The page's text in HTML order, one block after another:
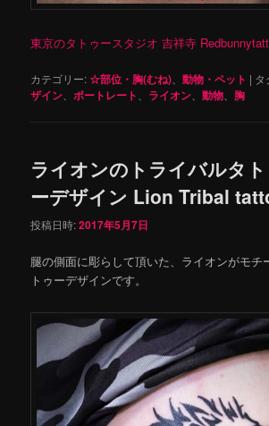
東京のタトゥースタジオ 吉祥寺
カテゴリー:☆部位・胸(むね) 、動物・ペット | タ
ザイン
ポートレート ライオン 、動物 胸
ライオンのトライバルタト
ーデザイン Lion Tribal
投稿日時:2017年5月7日
腿の側面に彫らして頂いた、ライオンがモチ
トゥーデザインです。